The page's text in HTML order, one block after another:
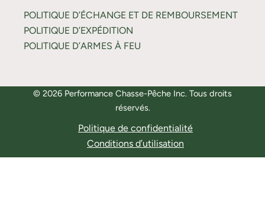
POLITIQUE D’ÉCHANGE ET DE REMBOURSEMENT
POLITIQUE D’EXPÉDITION
POLITIQUE D’ARMES À FEU
© 2026 Performance Chasse-Pêche Inc. Tous droits
réservés.
Politique de confidentialité
Conditions d’utilisation